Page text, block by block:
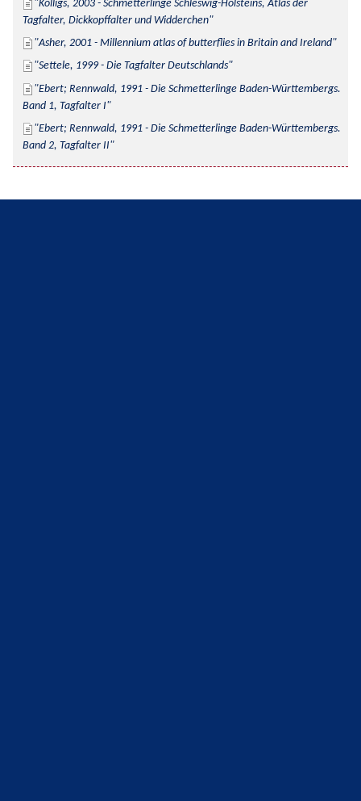
Kolligs, 2003 - Schmetterlinge Schleswig-Holsteins, Atlas der
Tagfalter, Dickkopffalter und Widderchen
Asher, 2001 - Millennium atlas of butterflies in Britain and Ireland
Settele, 1999 - Die Tagfalter Deutschlands
Ebert; Rennwald, 1991 - Die Schmetterlinge Baden-Württembergs.
Band 1, Tagfalter I
Ebert; Rennwald, 1991 - Die Schmetterlinge Baden-Württembergs.
Band 2, Tagfalter II